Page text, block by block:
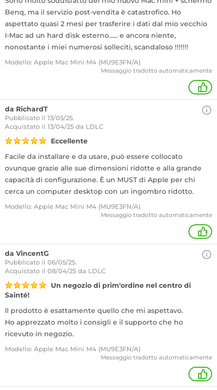
Benq, ma il servizio post-vendita è catastrofico. Ho
aspettato quasi 2 mesi per trasferire i dati dal mio vecchio
I-Mac ad un hard disk esterno...... e ancora niente,
nonostante i miei numerosi solleciti, scandaloso !!!!!!!
Modello: Apple Mac Mini M4 (MU9E3FN/A)
Messaggio tradotto automaticamente
+
da RichardT
Pubblicato il 13/05/25.
Acquistato il 13/04/25 da LDLC
Eccellente
Facile da installare e da usare, può essere collocato
ovunque grazie alle sue dimensioni ridotte e alla grande
capacità di configurazione. È un MUST di Apple per chi
cerca un computer desktop con un ingombro ridotto.
Modello: Apple Mac Mini M4 (MU9E3FN/A)
Messaggio tradotto automaticamente
+
da VincentG
Pubblicato il 06/05/25.
Acquistato il 08/04/25 da LDLC
Un negozio di prim'ordine nel centro di
Sainté!
Il prodotto è esattamente quello che mi aspettavo.
Ho apprezzato molto i consigli e il supporto che ho
ricevuto in negozio.
Modello: Apple Mac Mini M4 (MU9E3FN/A)
Messaggio tradotto automaticamente
+